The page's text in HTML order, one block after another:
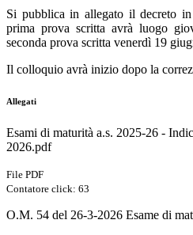
Si pubblica in allegato il decreto
prima prova scritta avrà luogo
seconda prova scritta venerdì 19
Il colloquio avrà inizio dopo la
Allegati
Esami di maturità a.s. 2025-26 -
2026.pdf
File PDF
Contatore click: 63
O.M. 54 del 26-3-2026 Esame di